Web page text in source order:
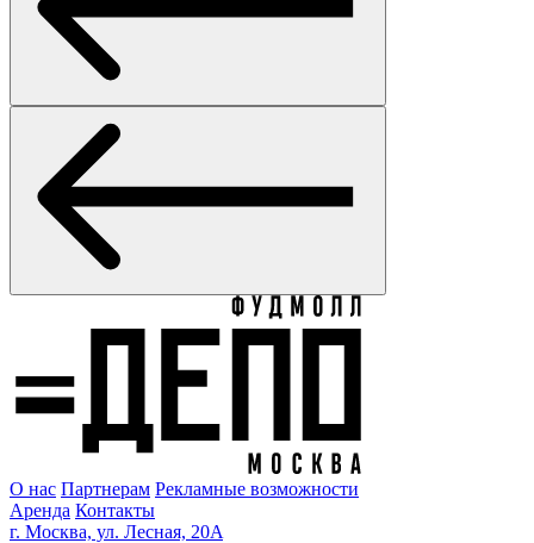
О нас Партнерам Рекламные возможности
Аренда Контакты
г. Москва, ул. Лесная, 20A